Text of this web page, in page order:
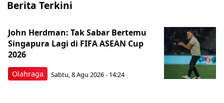
Berita Terkini
Olahraga
John Herdman: Tak Sabar Bertemu
Singapura Lagi di FIFA ASEAN Cup
2026
Sabtu, 8 Agu 2026 - 14:24